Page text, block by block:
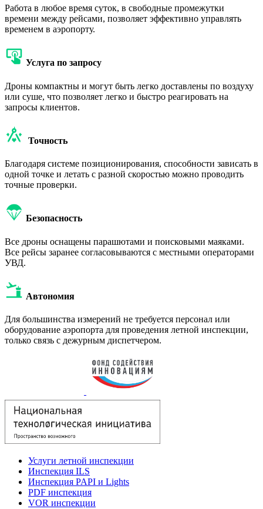
Работа в любое время суток, в свободные промежутки
времени между рейсами, позволяет эффективно управлять
временем в аэропорту.
Услуга по запросу
Дроны компактны и могут быть легко доставлены по воздуху
или суше, что позволяет легко и быстро реагировать на
запросы клиентов.
Точность
Благодаря системе позиционирования, способности зависать в
одной точке и летать с разной скоростью можно проводить
точные проверки.
Безопасность
Все дроны оснащены парашютами и поисковыми маяками.
Все рейсы заранее согласовываются с местными операторами
УВД.
Автономия
Для большинства измерений не требуется персонал или
оборудование аэропорта для проведения летной инспекции,
только связь с дежурным диспетчером.
Услуги летной инспекции
Инспекция ILS
Инспекция PAPI и Lights
PDF инспекция
VOR инспекции